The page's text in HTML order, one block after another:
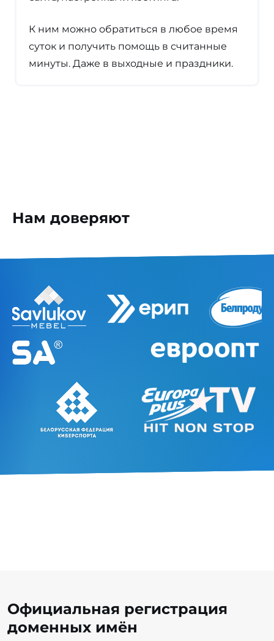
К ним можно обратиться в любое время
суток и получить помощь в считанные
минуты. Даже в выходные и праздники.
Нам доверяют
Официальная регистрация
доменных имён